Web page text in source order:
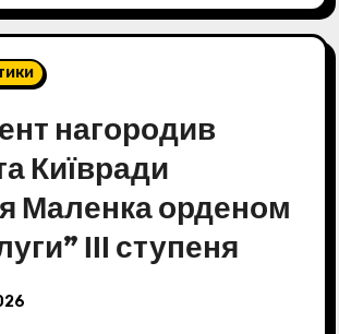
нагородив
Київради
Маленка орденом
ІІІ ступеня